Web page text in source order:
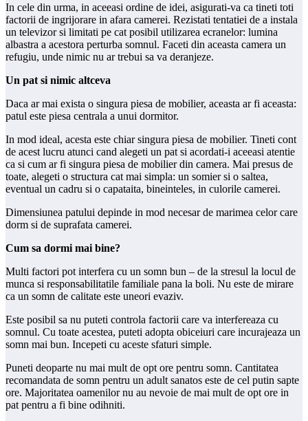
In cele din urma, in aceeasi ordine de idei, asigurati-va ca tineti toti
factorii de ingrijorare in afara camerei. Rezistati tentatiei de a instala
un televizor si limitati pe cat posibil utilizarea ecranelor: lumina
albastra a acestora perturba somnul. Faceti din aceasta camera un
refugiu, unde nimic nu ar trebui sa va deranjeze.
Un pat si nimic altceva
Daca ar mai exista o singura piesa de mobilier, aceasta ar fi aceasta:
patul este piesa centrala a unui dormitor.
In mod ideal, acesta este chiar singura piesa de mobilier. Tineti cont
de acest lucru atunci cand alegeti un pat si acordati-i aceeasi atentie
ca si cum ar fi singura piesa de mobilier din camera. Mai presus de
toate, alegeti o structura cat mai simpla: un somier si o saltea,
eventual un cadru si o capataita, bineinteles, in culorile camerei.
Dimensiunea patului depinde in mod necesar de marimea celor care
dorm si de suprafata camerei.
Cum sa dormi mai bine?
Multi factori pot interfera cu un somn bun – de la stresul la locul de
munca si responsabilitatile familiale pana la boli. Nu este de mirare
ca un somn de calitate este uneori evaziv.
Este posibil sa nu puteti controla factorii care va interfereaza cu
somnul. Cu toate acestea, puteti adopta obiceiuri care incurajeaza un
somn mai bun. Incepeti cu aceste sfaturi simple.
Puneti deoparte nu mai mult de opt ore pentru somn. Cantitatea
recomandata de somn pentru un adult sanatos este de cel putin sapte
ore. Majoritatea oamenilor nu au nevoie de mai mult de opt ore in
pat pentru a fi bine odihniti.